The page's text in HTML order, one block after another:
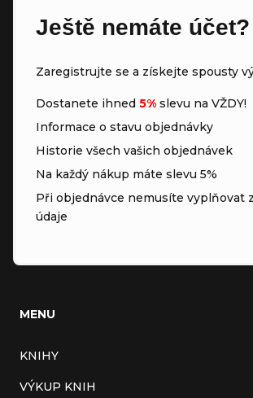
Ještě nemáte účet?
Zaregistrujte se a získejte spousty
Dostanete ihned 5% slevu na VŽDY!
Informace o stavu objednávky
Historie všech vašich objednávek
Na každý nákup máte slevu 5%
Při objednávce nemusíte vyplňovat
údaje
MENU
KNIHY
VÝKUP KNIH